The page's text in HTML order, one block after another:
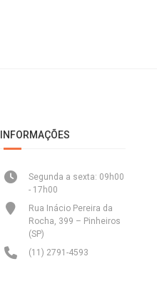
INFORMAÇÕES
Segunda a sexta: 09h00
- 17h00
Rua Inácio Pereira da
Rocha, 399 – Pinheiros
(SP)
(11) 2791-4593